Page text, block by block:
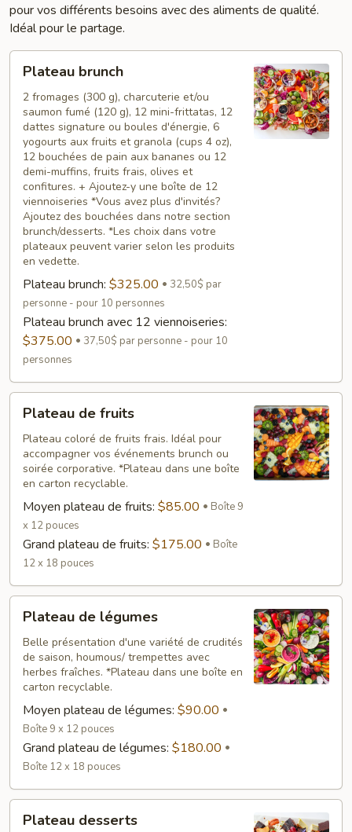
pour vos différents besoins avec des aliments de qualité.
Idéal pour le partage.
brunch
Plateau brunch
2 fromages (300 g), charcuterie et/ou
saumon fumé (120 g), 12 mini-frittatas, 12
dattes signature ou boules d'énergie, 6
yogourts aux fruits et granola (cups 4 oz),
12 bouchées de pain aux bananes ou 12
demi-muffins, fruits frais, olives et
confitures. + Ajoutez-y une boîte de 12
viennoiseries *Vous avez plus d'invités?
Ajoutez des bouchées dans notre section
brunch/desserts. *Les choix dans votre
plateaux peuvent varier selon les produits
en vedette.
Plateau brunch: $325.00
32,50$ par
personne - pour 10 personnes
Plateau brunch avec 12 viennoiseries:
$375.00
37,50$ par personne - pour 10
personnes
fruits
Plateau de fruits
Plateau coloré de fruits frais. Idéal pour
accompagner vos événements brunch ou
soirée corporative. *Plateau dans une boîte
en carton recyclable.
Moyen plateau de fruits: $85.00
Boîte 9
x 12 pouces
Grand plateau de fruits: $175.00
Boîte
12 x 18 pouces
légumes
Plateau de légumes
Belle présentation d'une variété de crudités
de saison, houmous/ trempettes avec
herbes fraîches. *Plateau dans une boîte en
carton recyclable.
Moyen plateau de légumes: $90.00
Boîte 9 x 12 pouces
Grand plateau de légumes: $180.00
Boîte 12 x 18 pouces
desserts
Plateau desserts